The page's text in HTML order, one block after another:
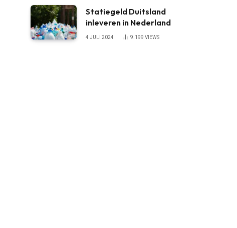
Statiegeld Duitsland
inleveren in Nederland
4 JULI 2024 9.199 VIEWS